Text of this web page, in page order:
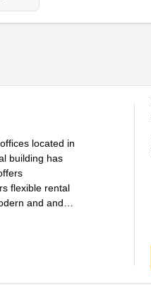
located in
building has
flexible rental
and and